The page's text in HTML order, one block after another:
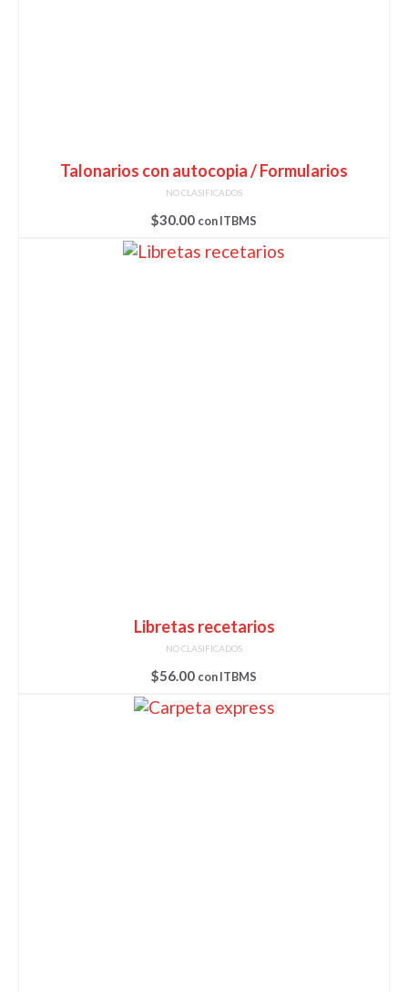
Talonarios con autocopia / Formularios
NO CLASIFICADOS
$30.00 con ITBMS
Libretas recetarios
NO CLASIFICADOS
$56.00 con ITBMS